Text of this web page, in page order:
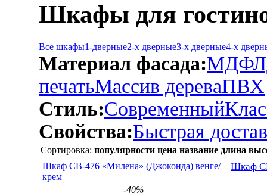
Шкафы для
Все шкафы1-дверные2-х дверные3-х дверные4-х
Материал фасада:МДФ
печатьМассив дереваПВХ
Стиль:Современный
Свойства:Быстрая
Сортировка: популярности цена название длина
Шкаф СВ-476 «Милена» (Джоконда) венге/
крем
-40%
Шкаф